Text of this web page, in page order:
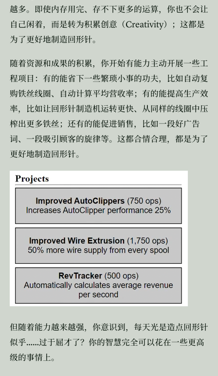
越多。即使内存用完、存不下更多的运算，你也不会让
自己闲着，而是转为积累创意（Creativity）；这都是
为了更好地制造回形针。
随着资源和成果的积累，你开始有能力主动开展一些工
程项目：有的能省下一些繁琐小事的功夫，比如自动复
购铁丝线圈、自动计算平均营收率；有的能提高生产效
率，比如让回形针制造机运转更快、从同样的线圈中压
榨出更多铁丝；还有的能促进销售，比如一段好广告
词、一段吸引顾客的旋律等。这都合情合理，都是为了
更好地制造回形针。
但随着能力越来越强，你意识到，每天光是造点回形针
似乎……过于屈才了？你的智慧完全可以花在一些更高
级的事情上。